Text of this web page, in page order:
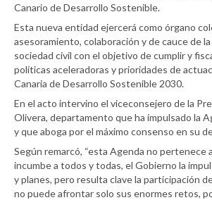
Canario de Desarrollo Sostenible.
Esta nueva entidad ejercerá como órgano
asesoramiento, colaboración y de cauce de
sociedad civil con el objetivo de cumplir y
políticas aceleradoras y prioridades de
Canaria de Desarrollo Sostenible 2030.
En el acto intervino el viceconsejero de la
Olivera, departamento que ha impulsado la
y que aboga por el máximo consenso en su
Según remarcó, “esta Agenda no pertenece
incumbe a todos y todas, el Gobierno la
y planes, pero resulta clave la participación
no puede afrontar solo sus enormes retos,